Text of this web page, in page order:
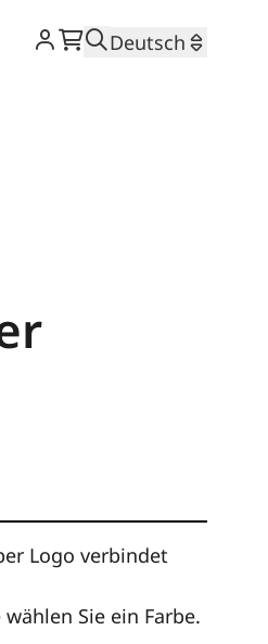
Warenkorb
SucheDeutsch
Logo verbindet
Sie ein Farbe.